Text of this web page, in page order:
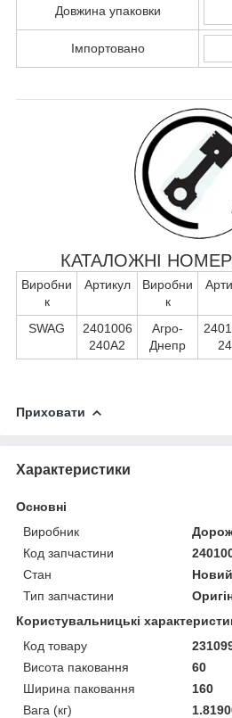
Довжина упаковки
Імпортовано
КАТАЛОЖНІ
Виробни
к
Артикул
Виробни
к
SWAG
2401006
240А2
Агро-
Днепр
Приховати
Характеристики
Основні
Виробник
Код запчастини
Стан
Новий
Тип запчастини
Користувальницькі
Код товару
Висота паковання
60
Ширина паковання
160
Вага (кг)